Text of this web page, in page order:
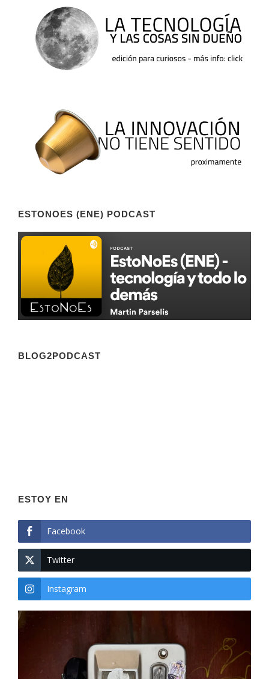
ESTONOES (ENE) PODCAST
BLOG2PODCAST
ESTOY EN
Facebook
Twitter
Instagram